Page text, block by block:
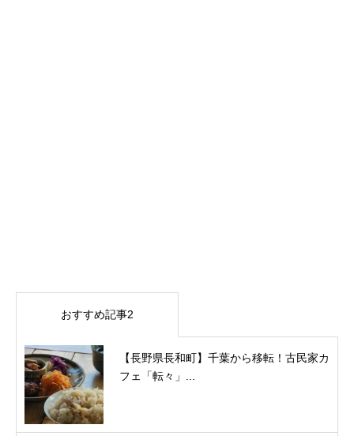
おすすめ記事2
【長野県長和町】千葉から移転！古民家カ
フェ「転々」...